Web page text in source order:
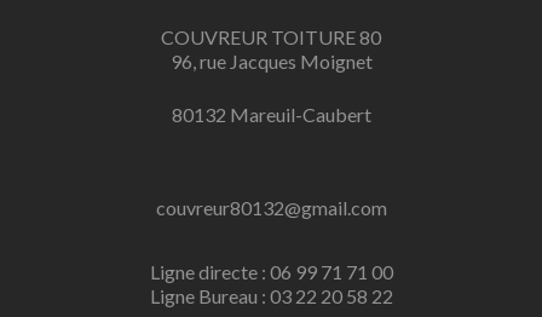
COUVREUR TOITURE 80
96, rue Jacques Moignet
80132 Mareuil-Caubert
couvreur80132@gmail.com
Ligne directe : 06 99 71 71 00
Ligne Bureau : 03 22 20 58 22